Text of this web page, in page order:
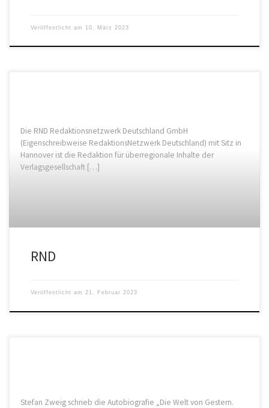
Veröffentlicht am 10. März 2023
Die RND Redaktionsnetzwerk Deutschland GmbH
(Eigenschreibweise RedaktionsNetzwerk Deutschland) mit Sitz in
Hannover ist die Redaktion für überregionale Inhalte der
Verlagsgesellschaft […]
RND
Veröffentlicht am 21. Februar 2023
Stefan Zweig schrieb die Autobiografie „Die Welt von Gestern.